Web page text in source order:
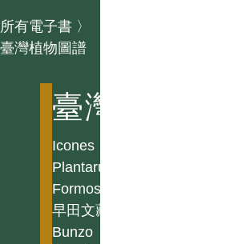
所有電子書 〉
臺灣植物圖譜
臺灣植物圖譜
Icones
Plantarum
Formosanarum
早田文藏
Bunzo